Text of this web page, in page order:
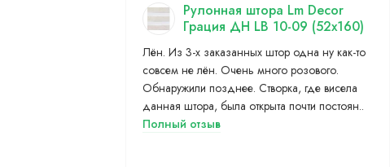
Рулонная штора Lm Decor
Грация ДН LB 10-09 (52x160)
Лён. Из 3-х заказанных штор одна ну как-то
совсем не лён. Очень много розового.
Обнаружили позднее. Створка, где висела
данная штора, была открыта почти постоян..
Полный отзыв